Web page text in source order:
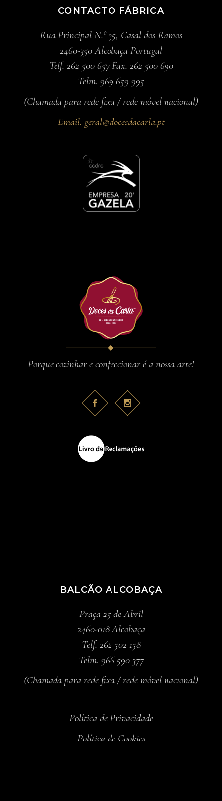
CONTACTO FÁBRICA
Rua Principal N.º 35, Casal dos Ramos
2460-350 Alcobaça Portugal
Telf. 262 500 657 Fax. 262 500 690
Telm. 969 659 995
(Chamada para rede fixa / rede móvel nacional)
Email. geral@docesdacarla.pt
Porque cozinhar e confeccionar é a nossa arte!
BALCÃO ALCOBAÇA
Praça 25 de Abril
2460-018 Alcobaça
Telf. 262 502 158
Telm. 966 590 377
(Chamada para rede fixa / rede móvel nacional)
Política de Privacidade
Política de Cookies